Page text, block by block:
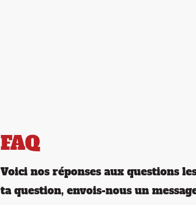
FAQ
Voici nos réponses aux questions
ta question, envois-nous un